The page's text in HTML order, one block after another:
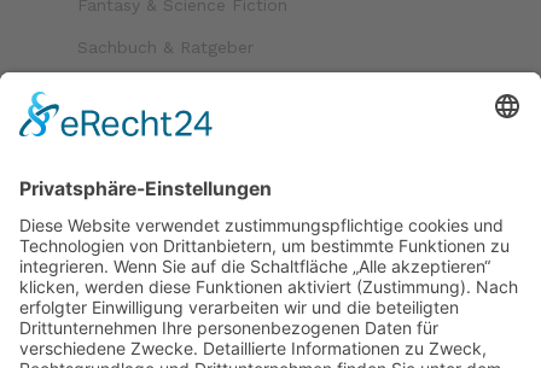
Fantasy & Science Fiction
Sachbuch & Ratgeber
Krimi & Thriller
Folgen Sie uns auf
Bezahlmöglichkeiten